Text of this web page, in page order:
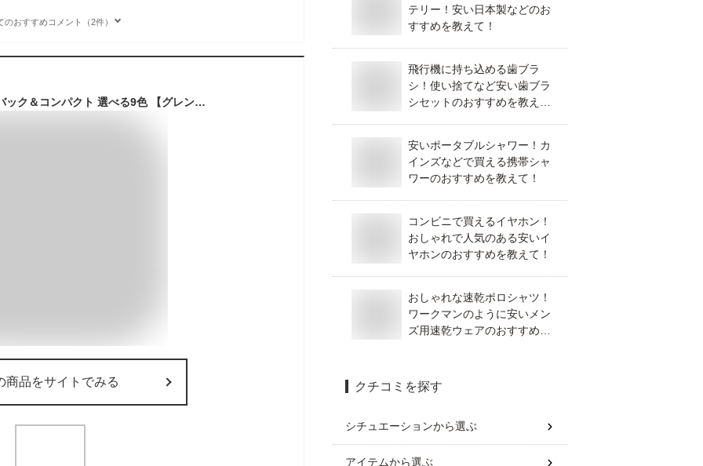
のおすすめコメント（2件）
ソファーベッド ハイバック＆コンパクト 選べる9色 【グレン】（ソファベッド 2人掛け シングル 一人掛け 1人用 一人暮らし 折りたたみ 省スペース ローソファー フロアソファー 座椅子 ソファ ベッド おしゃれ かわいい 新生活 リビング）
商品をサイトでみる
テリー！安い日本製などのお
すすめを教えて！
飛行機に持ち込める歯ブラ
シ！使い捨てなど安い歯ブラ
シセットのおすすめを教え
安いポータブルシャワー！カ
インズなどで買える携帯シャ
ワーのおすすめを教えて！
コンビニで買えるイヤホン！
おしゃれで人気のある安いイ
ヤホンのおすすめを教えて！
おしゃれな速乾ポロシャツ！
ワークマンのように安いメン
ズ用速乾ウェアのおすすめを
クチコミを探す
シチュエーションから選ぶ
アイテムから選ぶ